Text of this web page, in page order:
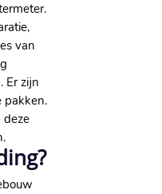
van
Er zijn
pakken.
deze